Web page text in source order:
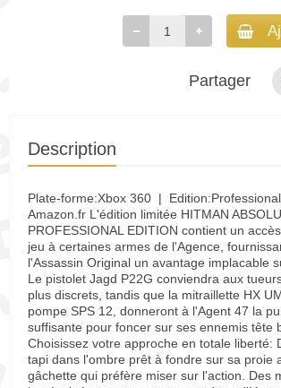
Partager
Description
Plate-forme:Xbox 360 |
Amazon.fr L'édition limitée HITMAN
PROFESSIONAL EDITION contient un
jeu à certaines armes de l'Agence,
l'Assassin Original un avantage implacable
Le pistolet Jagd P22G conviendra aux
plus discrets, tandis que la mitraillette HX
pompe SPS 12, donneront à l'Agent 47 la
suffisante pour foncer sur ses ennemis tête
Choisissez votre approche en totale liberté:
tapi dans l'ombre prêt à fondre sur sa proie
gâchette qui préfère miser sur l'action. Des